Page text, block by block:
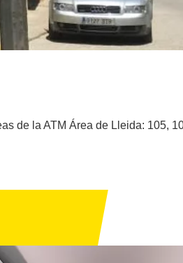
de la ATM Área de Lleida: 105,